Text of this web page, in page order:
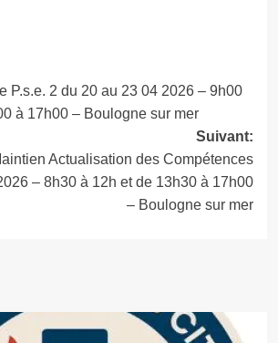
P.s.e. 2 du 20 au 23 04 2026 – 9h00
à 17h00 – Boulogne sur mer
Suivant:
Actualisation des Compétences
– 8h30 à 12h et de 13h30 à 17h00
– Boulogne sur mer